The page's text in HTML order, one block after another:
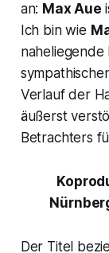
an: Max Aue
Ich bin wie
Verlauf der
äußerst
Betrachters
Der Titel